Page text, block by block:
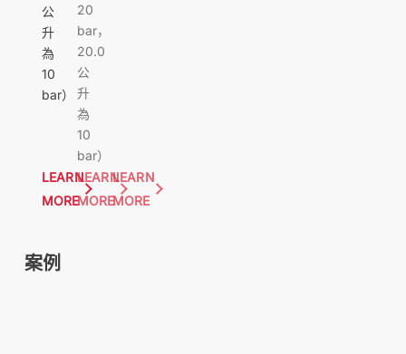
公
升
為
10
bar）
LEARN
MORE
20
bar，
20.0
公
升
為
10
bar）
LEARN
MORE
LEARN
MORE
案例